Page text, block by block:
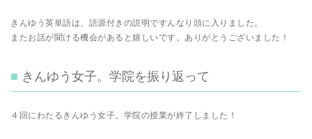
きんゆう英単語は、語源付きの説明ですんなり頭に入りました。
またお話が聞ける機会があると嬉しいです。ありがとうございました！
きんゆう女子。学院を振り返って
４回にわたるきんゆう女子。学院の授業が終了しました！